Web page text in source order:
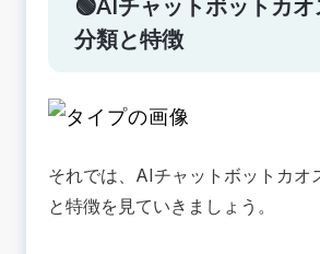
🟢AIチャットボットカ
分類と特徴
それでは、AIチャットボットカオ
と特徴を見ていきましょう。